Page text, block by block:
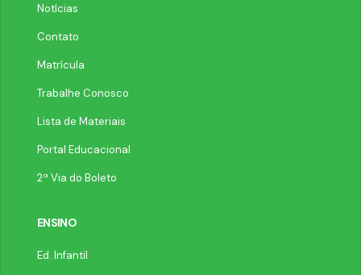
Notícias
Contato
Matrícula
Trabalhe Conosco
Lista de Materiais
Portal Educacional
2ª Via do Boleto
ENSINO
Ed. Infantil